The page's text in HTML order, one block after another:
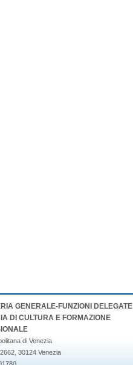
GENERALE-FUNZIONI DELEGATE
DI CULTURA E FORMAZIONE
di Venezia
30124 Venezia